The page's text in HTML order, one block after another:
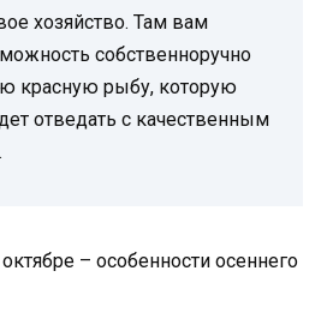
хозяйство. Там вам
собственноручно
красную рыбу, которую
отведать с качественным